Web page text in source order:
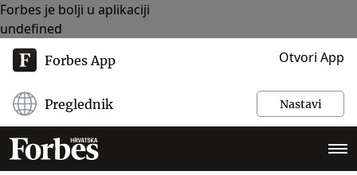
Forbes je bolji u aplikaciji
undefined
Forbes App Otvori App
Preglednik Nastavi